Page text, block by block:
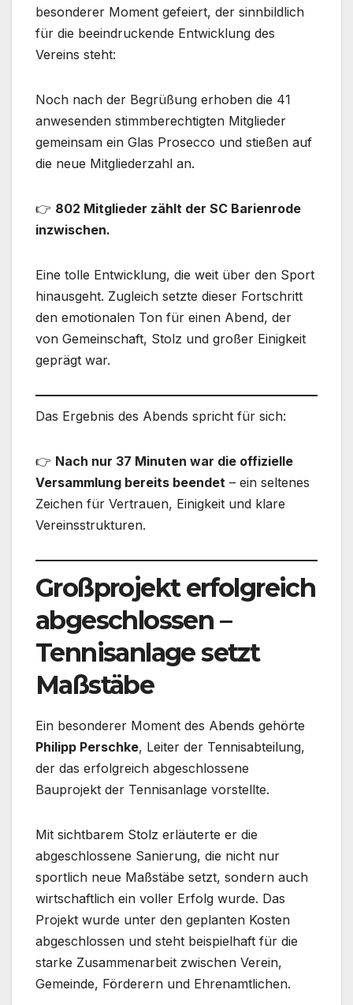
besonderer Moment gefeiert, der sinnbildlich
für die beeindruckende Entwicklung des
Vereins steht:
Noch nach der Begrüßung erhoben die 41
anwesenden stimmberechtigten Mitglieder
gemeinsam ein Glas Prosecco und stießen auf
die neue Mitgliederzahl an.
👉 802 Mitglieder zählt der SC Barienrode
inzwischen.
Eine tolle Entwicklung, die weit über den Sport
hinausgeht. Zugleich setzte dieser Fortschritt
den emotionalen Ton für einen Abend, der
von Gemeinschaft, Stolz und großer Einigkeit
geprägt war.
Das Ergebnis des Abends spricht für sich:
👉 Nach nur 37 Minuten war die offizielle
Versammlung bereits beendet – ein seltenes
Zeichen für Vertrauen, Einigkeit und klare
Vereinsstrukturen.
Großprojekt erfolgreich
abgeschlossen –
Tennisanlage setzt
Maßstäbe
Ein besonderer Moment des Abends gehörte
Philipp Perschke, Leiter der Tennisabteilung,
der das erfolgreich abgeschlossene
Bauprojekt der Tennisanlage vorstellte.
Mit sichtbarem Stolz erläuterte er die
abgeschlossene Sanierung, die nicht nur
sportlich neue Maßstäbe setzt, sondern auch
wirtschaftlich ein voller Erfolg wurde. Das
Projekt wurde unter den geplanten Kosten
abgeschlossen und steht beispielhaft für die
starke Zusammenarbeit zwischen Verein,
Gemeinde, Förderern und Ehrenamtlichen.